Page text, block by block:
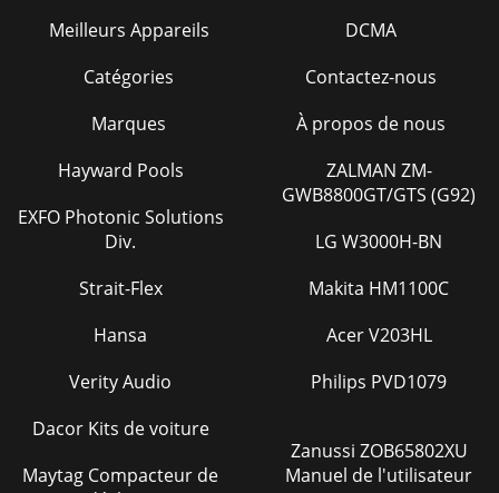
Meilleurs Appareils
Catégories
Marques
DCMA
Contactez-nous
À propos de nous
Hayward Pools
EXFO Photonic Solutions
Div.
Strait-Flex
Hansa
Verity Audio
Dacor Kits de voiture
Maytag Compacteur de
ZALMAN ZM-
GWB8800GT/GTS (G92)
LG W3000H-BN
Makita HM1100C
Acer V203HL
Philips PVD1079
Zanussi ZOB65802XU
Manuel de l'utilisateur